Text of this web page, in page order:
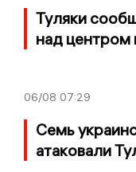
Туляки
над центром
06/08 07:29
Семь
атаковали